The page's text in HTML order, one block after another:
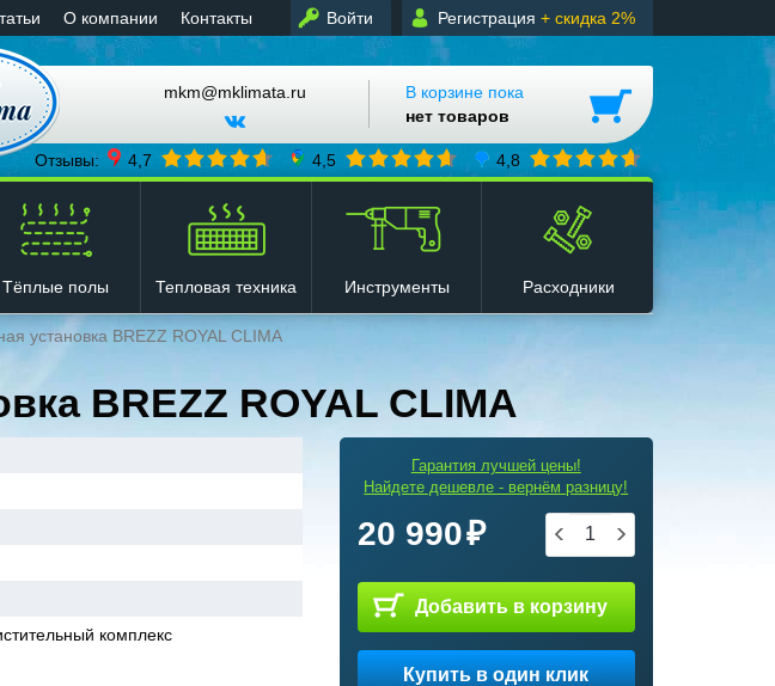
Войти Регистрация + скидка 2%
О компании Контакты
mkm@mklimata.ru
В корзине пока
нет товаров
Отзывы: 4,7 4,5 4,8
Тёплые полы Тепловая техника Инструменты Расходники
установка BREZZ ROYAL CLIMA
BREZZ ROYAL CLIMA
Гарантия лучшей цены!
Найдете дешевле - вернём разницу!
20 990
Добавить в корзину
Купить в один клик
комплекс